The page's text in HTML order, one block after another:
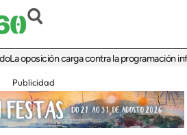
carga contra la programación infantil
Publicidad